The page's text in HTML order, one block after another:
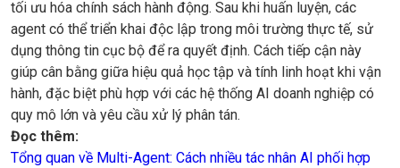
tối ưu hóa chính sách hành động. Sau khi huấn luyện, các
agent có thể triển khai độc lập trong môi trường thực tế, sử
dụng thông tin cục bộ để ra quyết định. Cách tiếp cận này
giúp cân bằng giữa hiệu quả học tập và tính linh hoạt khi vận
hành, đặc biệt phù hợp với các hệ thống AI doanh nghiệp có
quy mô lớn và yêu cầu xử lý phân tán.
Đọc thêm:
Tổng quan về Multi-Agent: Cách nhiều tác nhân AI phối hợp